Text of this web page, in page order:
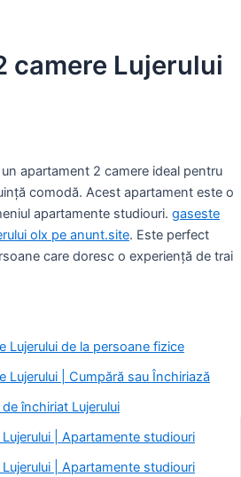
camere Lujerului
apartament 2 camere ideal pentru
comodă. Acest apartament este o
apartamente studiouri. gaseste
olx pe anunt.site. Este perfect
care doresc o experiență de trai
Lujerului de la persoane fizice
Lujerului | Cumpără sau Închiriază
închiriat Lujerului
| Apartamente studiouri
| Apartamente studiouri